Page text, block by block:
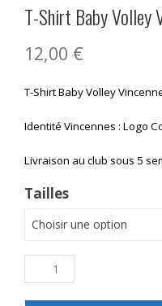
T-Shirt Baby Volley
12,00 €
T-Shirt Baby Volley
Identité Vincennes : Logo
Livraison au club sous 5
Tailles
quantité
de